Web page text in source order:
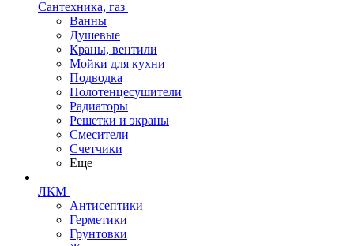
Сантехника, газ
Ванны
Душевые
Краны, вентили
Мойки для кухни
Подводка
Полотенцесушители
Радиаторы
Решетки и экраны
Смесители
Счетчики
Еще
ЛКМ
Антисептики
Герметики
Грунтовки